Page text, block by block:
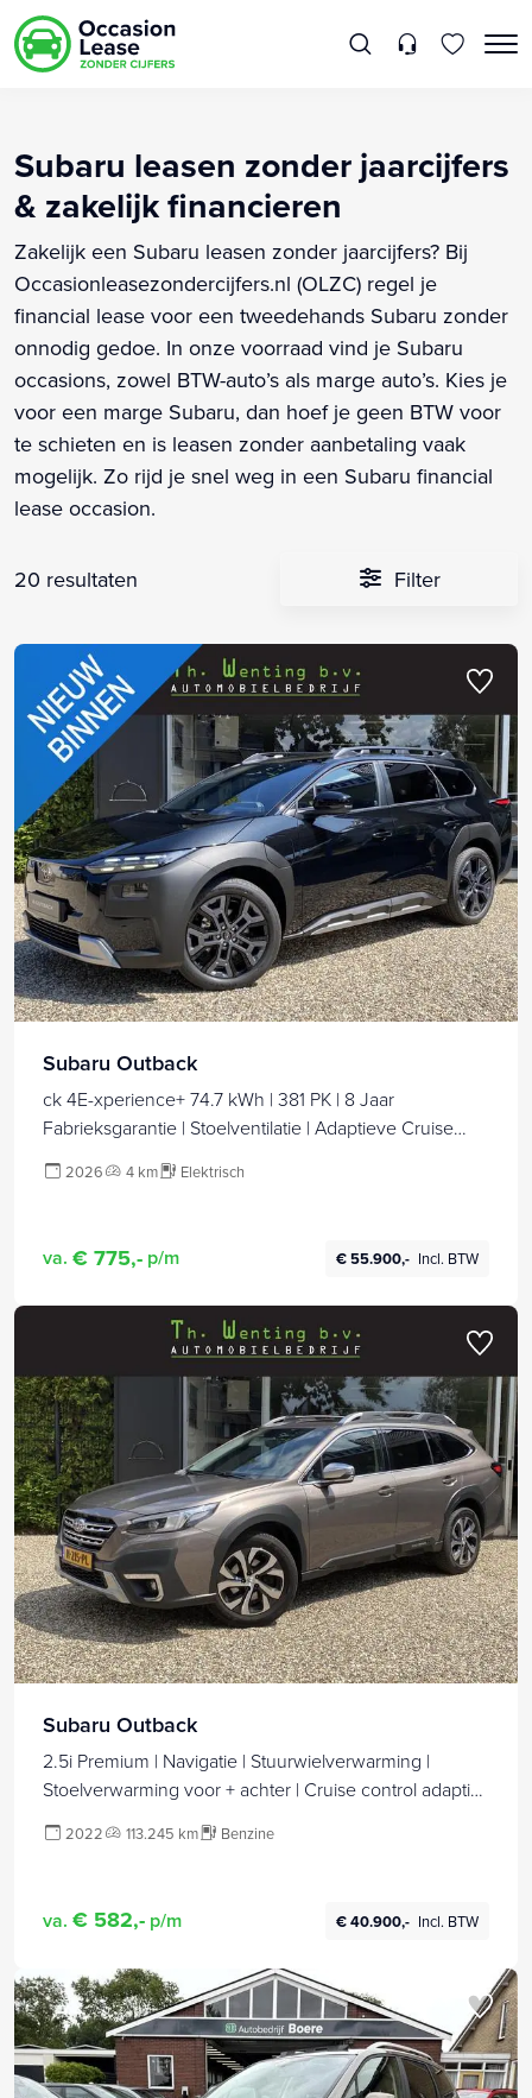
Subaru leasen zonder jaarcijfers
& zakelijk financieren
Zakelijk een Subaru leasen zonder jaarcijfers? Bij
Occasionleasezondercijfers.nl (OLZC) regel je
financial lease voor een tweedehands Subaru zonder
onnodig gedoe. In onze voorraad vind je Subaru
occasions, zowel BTW-auto’s als marge auto’s. Kies je
voor een marge Subaru, dan hoef je geen BTW voor
te schieten en is leasen zonder aanbetaling vaak
mogelijk. Zo rijd je snel weg in een Subaru financial
lease occasion.
20 resultaten Filter
Subaru Outback
ck 4E-xperience+ 74.7 kWh | 381 PK | 8 Jaar
Fabrieksgarantie | Stoelventilatie | Adaptieve Cruise
Panoramadak | 360 Camera |
2026 4 km Elektrisch
va. € 775,- p/m € 55.900,- Incl. BTW
Subaru Outback
2.5i Premium | Navigatie | Stuurwielverwarming |
Stoelverwarming voor + achter | Cruise control adaptief
2022 113.245 km Benzine
va. € 582,- p/m € 40.900,- Incl. BTW